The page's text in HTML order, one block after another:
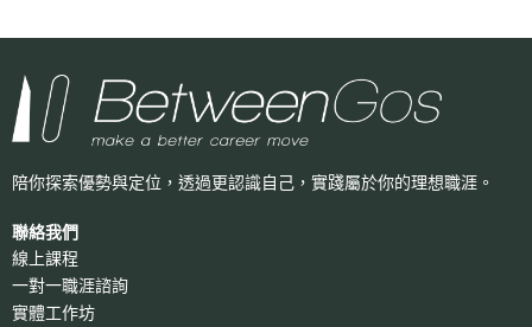
陪你探索優勢與定位，透過更認識自己， 實踐屬於你的理想職涯。
聯絡我們
線上課程
一對一職涯諮詢
實體工作坊